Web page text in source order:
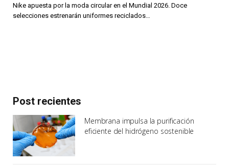
Nike apuesta por la moda circular en el Mundial 2026. Doce
selecciones estrenarán uniformes reciclados…
Post recientes
Membrana impulsa la purificación
eficiente del hidrógeno sostenible